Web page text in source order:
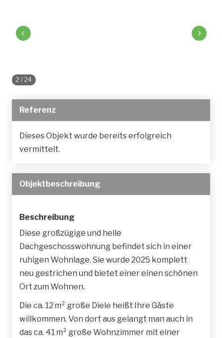
2 / 24
Referenz
Dieses Objekt wurde bereits erfolgreich
vermittelt.
Objekt­beschreibung
Beschreibung
Diese großzügige und helle
Dachgeschosswohnung befindet sich in einer
ruhigen Wohnlage. Sie wurde 2025 komplett
neu gestrichen und bietet einer einen schönen
Ort zum Wohnen.
Die ca. 12 m² große Diele heißt Ihre Gäste
willkommen. Von dort aus gelangt man auch in
das ca. 41 m² große Wohnzimmer mit einer